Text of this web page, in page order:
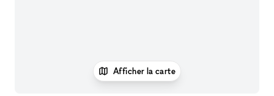
Afficher la carte